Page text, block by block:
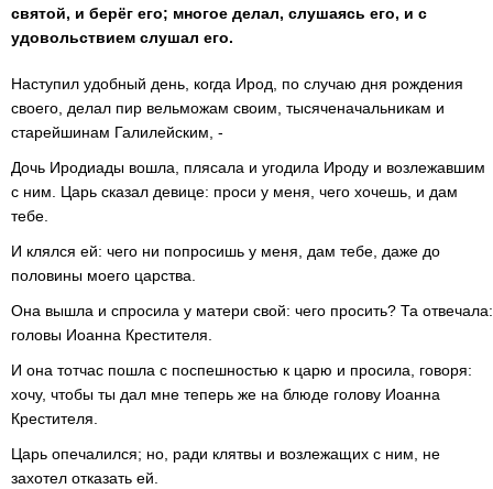
святой, и берёг его; многое делал, слушаясь его, и с
удовольствием слушал его.
Наступил удобный день, когда Ирод, по случаю дня рождения
своего, делал пир вельможам своим, тысяченачальникам и
старейшинам Галилейским, -
Дочь Иродиады вошла, плясала и угодила Ироду и возлежавшим
с ним. Царь сказал девице: проси у меня, чего хочешь, и дам
тебе.
И клялся ей: чего ни попросишь у меня, дам тебе, даже до
половины моего царства.
Она вышла и спросила у матери свой: чего просить? Та отвечала:
головы Иоанна Крестителя.
И она тотчас пошла с поспешностью к царю и просила, говоря:
хочу, чтобы ты дал мне теперь же на блюде голову Иоанна
Крестителя.
Царь опечалился; но, ради клятвы и возлежащих с ним, не
захотел отказать ей.